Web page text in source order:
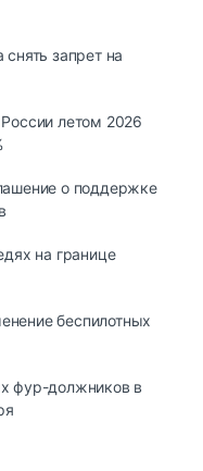
снять запрет на
летом 2026
о поддержке
на границе
беспилотных
фур-должников в